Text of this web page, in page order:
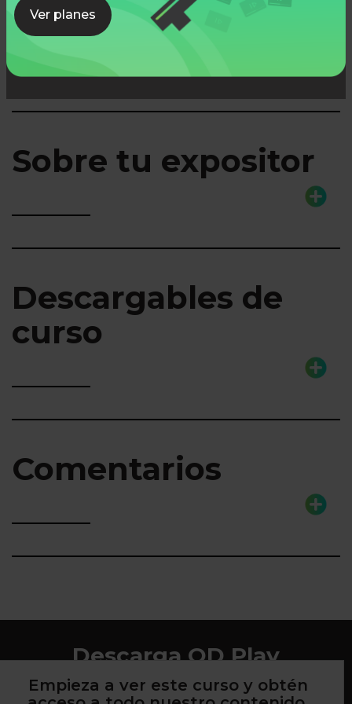
Ver planes
Lo que aprenderás
Sobre tu expositor
Descargables de
curso
Comentarios
Empieza a ver este curso y obtén
Descarga QD Play